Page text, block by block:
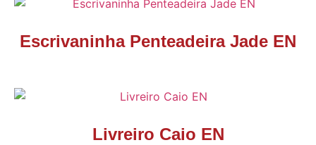
Escrivaninha Penteadeira Jade EN
Livreiro Caio EN